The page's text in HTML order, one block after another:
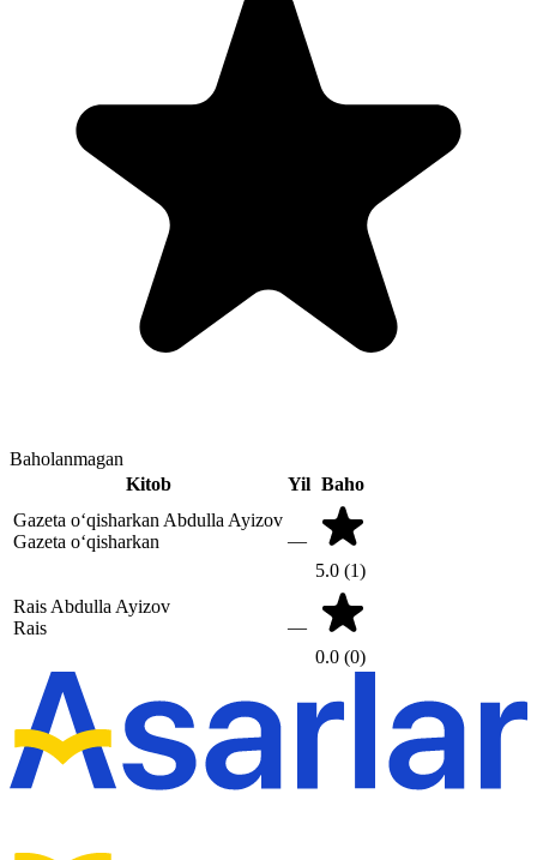
Baholanmagan
Kitob
Yil Baho
Gazeta o‘qisharkan Abdulla Ayizov
Gazeta o‘qisharkan
—
5.0 (1)
Rais Abdulla Ayizov
Rais
—
0.0 (0)